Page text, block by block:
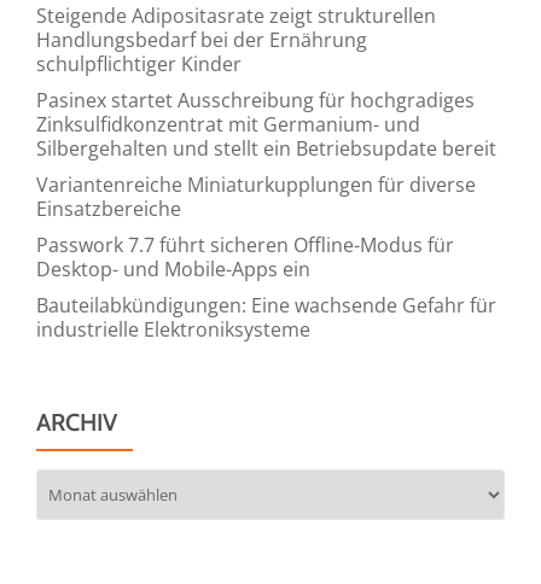
Steigende Adipositasrate zeigt strukturellen
Handlungsbedarf bei der Ernährung
schulpflichtiger Kinder
Pasinex startet Ausschreibung für hochgradiges
Zinksulfidkonzentrat mit Germanium- und
Silbergehalten und stellt ein Betriebsupdate bereit
Variantenreiche Miniaturkupplungen für diverse
Einsatzbereiche
Passwork 7.7 führt sicheren Offline-Modus für
Desktop- und Mobile-Apps ein
Bauteilabkündigungen: Eine wachsende Gefahr für
industrielle Elektroniksysteme
ARCHIV